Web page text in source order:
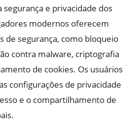
segurança e privacidade dos
modernos oferecem
de segurança, como bloqueio
contra malware, criptografia
de cookies. Os usuários
configurações de privacidade
e o compartilhamento de